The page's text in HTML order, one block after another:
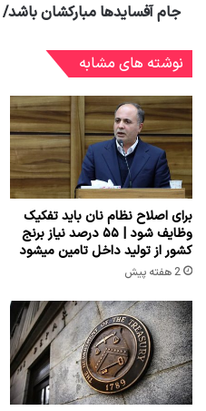
جام آفسایدها مبارکشان باشد/
نوشته های مشابه
برای اصلاح نظام نان باید تفکیک
وظایف شود | ۵۵ درصد نیاز برنج
کشور از تولید داخل تامین میشود
2 هفته پیش